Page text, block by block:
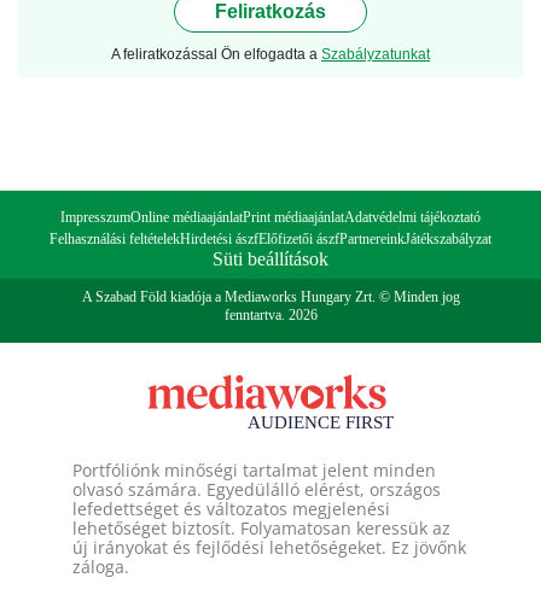
Feliratkozás
A feliratkozással Ön elfogadta a Szabályzatunkat
ImpresszumOnline médiaajánlatPrint médiaajánlatAdatvédelmi tájékoztató
Felhasználási feltételekHirdetési ászfElőfizetői ászfPartnereinkJátékszabályzat
Süti beállítások
A Szabad Föld kiadója a Mediaworks Hungary Zrt. © Minden jog
fenntartva. 2026
Portfóliónk minőségi tartalmat jelent minden
olvasó számára. Egyedülálló elérést, országos
lefedettséget és változatos megjelenési
lehetőséget biztosít. Folyamatosan keressük az
új irányokat és fejlődési lehetőségeket. Ez jövőnk
záloga.